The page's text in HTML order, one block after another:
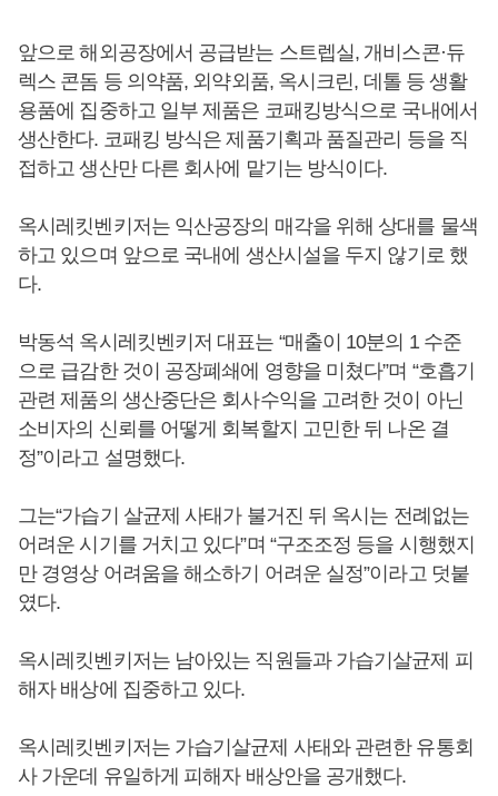
앞으로 해외공장에서 공급받는 스트렙실, 개비스콘·듀
렉스 콘돔 등 의약품, 외약외품, 옥시크린, 데톨 등 생활
용품에 집중하고 일부 제품은 코패킹방식으로 국내에서
생산한다. 코패킹 방식은 제품기획과 품질관리 등을 직
접하고 생산만 다른 회사에 맡기는 방식이다.
옥시레킷벤키저는 익산공장의 매각을 위해 상대를 물색
하고 있으며 앞으로 국내에 생산시설을 두지 않기로 했
다.
박동석 옥시레킷벤키저 대표는 “매출이 10분의 1 수준
으로 급감한 것이 공장폐쇄에 영향을 미쳤다”며 “호흡기
관련 제품의 생산중단은 회사수익을 고려한 것이 아닌
소비자의 신뢰를 어떻게 회복할지 고민한 뒤 나온 결
정”이라고 설명했다.
그는“가습기 살균제 사태가 불거진 뒤 옥시는 전례없는
어려운 시기를 거치고 있다”며 “구조조정 등을 시행했지
만 경영상 어려움을 해소하기 어려운 실정”이라고 덧붙
였다.
옥시레킷벤키저는 남아있는 직원들과 가습기살균제 피
해자 배상에 집중하고 있다.
옥시레킷벤키저는 가습기살균제 사태와 관련한 유통회
사 가운데 유일하게 피해자 배상안을 공개했다.